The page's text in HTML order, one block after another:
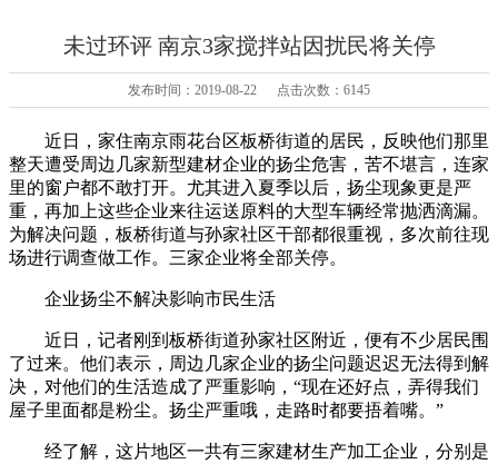
未过环评 南京3家搅拌站因扰民将关停
发布时间：2019-08-22 点击次数：6145
近日，家住南京雨花台区板桥街道的居民，反映他们那里
整天遭受周边几家新型建材企业的扬尘危害，苦不堪言，连家
里的窗户都不敢打开。尤其进入夏季以后，扬尘现象更是严
重，再加上这些企业来往运送原料的大型车辆经常抛洒滴漏。
为解决问题，板桥街道与孙家社区干部都很重视，多次前往现
场进行调查做工作。三家企业将全部关停。
企业扬尘不解决影响市民生活
近日，记者刚到板桥街道孙家社区附近，便有不少居民围
了过来。他们表示，周边几家企业的扬尘问题迟迟无法得到解
决，对他们的生活造成了严重影响，“现在还好点，弄得我们
屋子里面都是粉尘。扬尘严重哦，走路时都要捂着嘴。”
经了解，这片地区一共有三家建材生产加工企业，分别是